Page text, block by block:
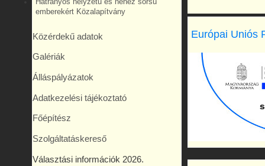
Hátrányos helyzetű és nehéz sorsú
emberekért Közalapítvány
Közérdekű adatok
Galériák
Álláspályázatok
Adatkezelési tájékoztató
Főépítész
Szolgáltatáskereső
Választási információk 2026.
Európai Uniós